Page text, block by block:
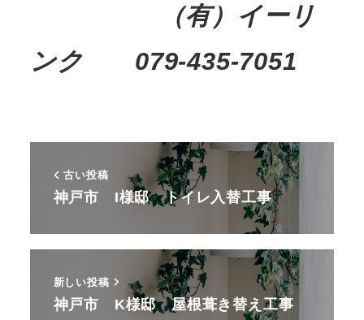
（有）イーリ
ンク 079-435-7051
古い投稿
神戸市 I様邸 トイレ入替工事
新しい投稿
神戸市 K様邸 屋根葺き替え工事